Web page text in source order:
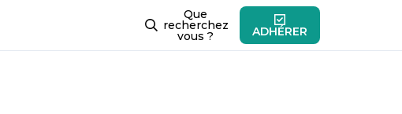
Que
recherchez
vous ? ADHÉRER